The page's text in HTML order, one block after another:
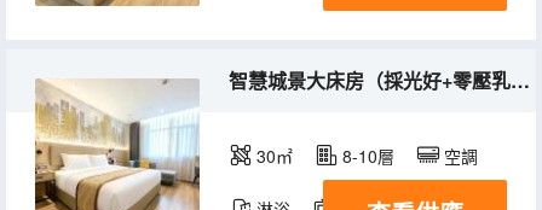
智慧城景大床房（採光好+零壓乳膠床墊）
30㎡ 8-10層 空調